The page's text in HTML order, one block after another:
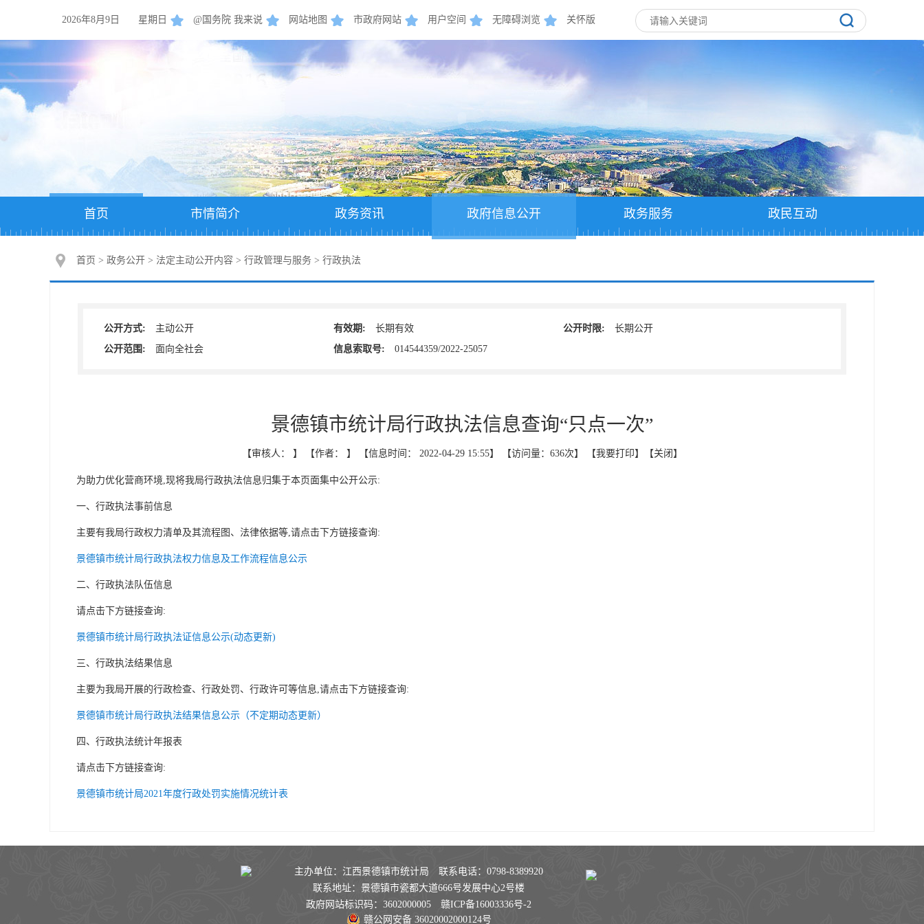
2026年8月9日 星期日 @国务院 我来说 网站地图 市政府网站 用户空间 无障碍浏览 关怀版
首页 市情简介 政务资讯 政府信息公开 政务服务 政民互动
首页 > 政务公开 > 法定主动公开内容 > 行政管理与服务 > 行政执法
公开方式: 主动公开 有效期: 长期有效 公开时限:
长期公开
公开范围:
面向全社会 信息索取号: 014544359/2022-25057
景德镇市统计局行政执法信息查询“只点一次”
【审核人： 】 【作者： 】 【信息时间： 2022-04-29 15:55】 【访问量： 636次】 【我要打印】【关闭 】
为助力优化营商环境,现将我局行政执法信息归集于本页面集中公开公示:
一、行政执法事前信息
主要有我局行政权力清单及其流程图、法律依据等,请点击下方链接查询:
景德镇市统计局行政执法权力信息及工作流程信息公示
二、行政执法队伍信息
请点击下方链接查询:
景德镇市统计局行政执法证信息公示(动态更新)
三、行政执法结果信息
主要为我局开展的行政检查、行政处罚、行政许可等信息,请点击下方链接查询:
景德镇市统计局行政执法结果信息公示（不定期动态更新）
四、行政执法统计年报表
请点击下方链接查询:
景德镇市统计局2021年度行政处罚实施情况统计表
主办单位：江西景德镇市统计局 联系电话：0798-8389920
联系地址：景德镇市瓷都大道666号发展中心2号楼
政府网站标识码：3602000005 赣ICP备16003336号-2
赣公网安备 36020002000124号